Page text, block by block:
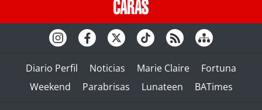
Diario Perfil Noticias Marie Claire
Fortuna
Weekend
Parabrisas Lunateen BATimes